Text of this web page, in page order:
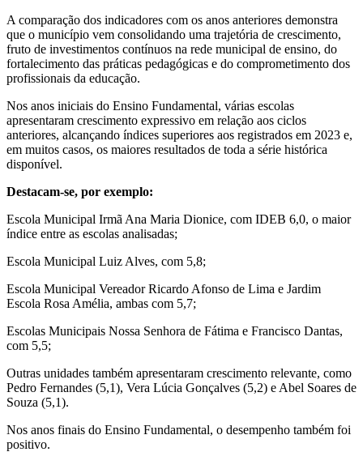
A comparação dos indicadores com os anos anteriores demonstra
que o município vem consolidando uma trajetória de crescimento,
fruto de investimentos contínuos na rede municipal de ensino, do
fortalecimento das práticas pedagógicas e do comprometimento dos
profissionais da educação.
Nos anos iniciais do Ensino Fundamental, várias escolas
apresentaram crescimento expressivo em relação aos ciclos
anteriores, alcançando índices superiores aos registrados em 2023 e,
em muitos casos, os maiores resultados de toda a série histórica
disponível.
Destacam-se, por exemplo:
Escola Municipal Irmã Ana Maria Dionice, com IDEB 6,0, o maior
índice entre as escolas analisadas;
Escola Municipal Luiz Alves, com 5,8;
Escola Municipal Vereador Ricardo Afonso de Lima e Jardim
Escola Rosa Amélia, ambas com 5,7;
Escolas Municipais Nossa Senhora de Fátima e Francisco Dantas,
com 5,5;
Outras unidades também apresentaram crescimento relevante, como
Pedro Fernandes (5,1), Vera Lúcia Gonçalves (5,2) e Abel Soares de
Souza (5,1).
Nos anos finais do Ensino Fundamental, o desempenho também foi
positivo.